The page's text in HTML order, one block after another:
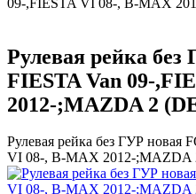
Рулевая рейка
FIESTA Van 09-
2012-;MAZDA 2
Рулевая рейка без ГУР новая
VI 08-, B-MAX 2012-;MAZDA